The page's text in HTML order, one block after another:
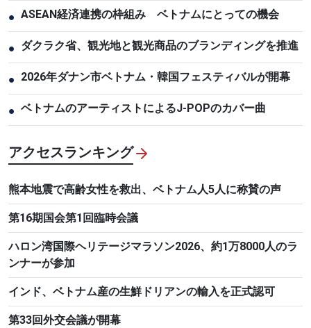
● ASEAN経済連携の枠組み ベトナムにとっての機会
● ダクラク省、観光地と観光商品のブランディングを推進
● 2026年ダナン市ベトナム・韓国フェスティバルが開幕
● ベトナムのアーティストによるJ-POPのカバー曲
アクセスランキング
熊本地震で高齢女性を救出、ベトナム人5人に称賛の声
第16期国会第1回臨時会議
ハロン湾国際ヘリテージマラソン2026、約1万8000人のラ
ンナーが参加
インド、ベトナム産の生鮮ドリアンの輸入を正式認可
第33回外交会議が開幕